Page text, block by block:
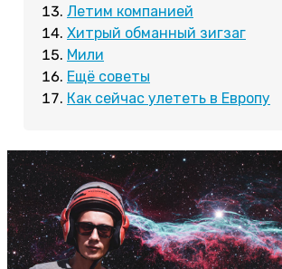
Летим компанией
Хитрый обманный зигзаг
Мили
Ещё советы
Как сейчас улететь в Европу